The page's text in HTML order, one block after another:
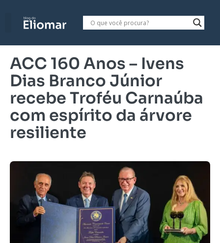
ACC 160 Anos – Ivens
Dias Branco Júnior
recebe Troféu Carnaúba
com espírito da árvore
resiliente